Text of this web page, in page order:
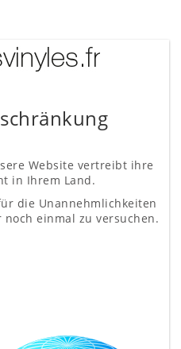
Website vertreibt ihre
in Ihrem Land.
die Unannehmlichkeiten
einmal zu versuchen.